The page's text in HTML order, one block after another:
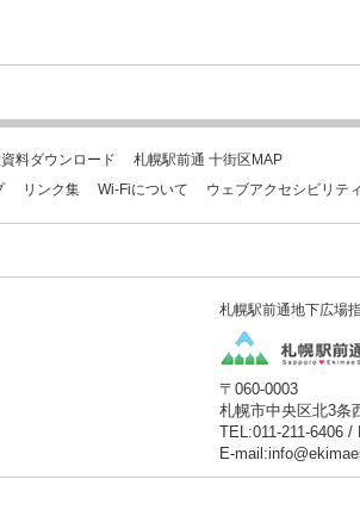
料ダウンロード
札幌駅前通 十街区MAP
リンク集 Wi-Fiについて ウェブアクセシビリテ
札幌駅前通地下広場
〒060-0003
札幌市中央区北3
TEL:011-211-6406 /
E-